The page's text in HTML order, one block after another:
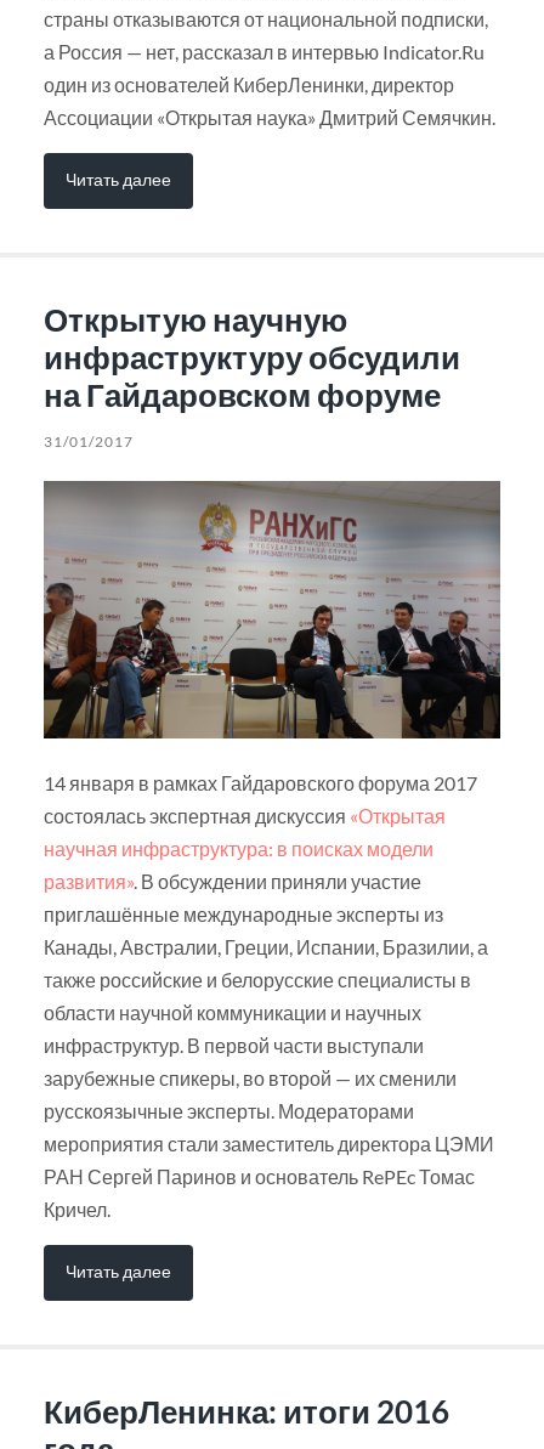
страны отказываются от национальной подписки,
а Россия — нет, рассказал в интервью Indicator.Ru
один из основателей КиберЛенинки, директор
Ассоциации «Открытая наука» Дмитрий Семячкин.
Читать далее
Открытую научную
инфраструктуру обсудили
на Гайдаровском форуме
31/01/2017
14 января в рамках Гайдаровского форума 2017
состоялась экспертная дискуссия «Открытая
научная инфраструктура: в поисках модели
развития». В обсуждении приняли участие
приглашённые международные эксперты из
Канады, Австралии, Греции, Испании, Бразилии, а
также российские и белорусские специалисты в
области научной коммуникации и научных
инфраструктур. В первой части выступали
зарубежные спикеры, во второй — их сменили
русскоязычные эксперты. Модераторами
мероприятия стали заместитель директора ЦЭМИ
РАН Сергей Паринов и основатель RePEc Томас
Кричел.
Читать далее
КиберЛенинка: итоги 2016